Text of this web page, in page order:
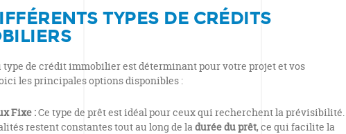
TYPES DE CRÉDITS
type de crédit immobilier est déterminant pour votre projet et vos
les principales options disponibles :
Fixe :Ce type de prêt est idéal pour ceux qui recherchent la prévisibilité.
restent constantes tout au long de ladurée du prêt, ce qui facilite la